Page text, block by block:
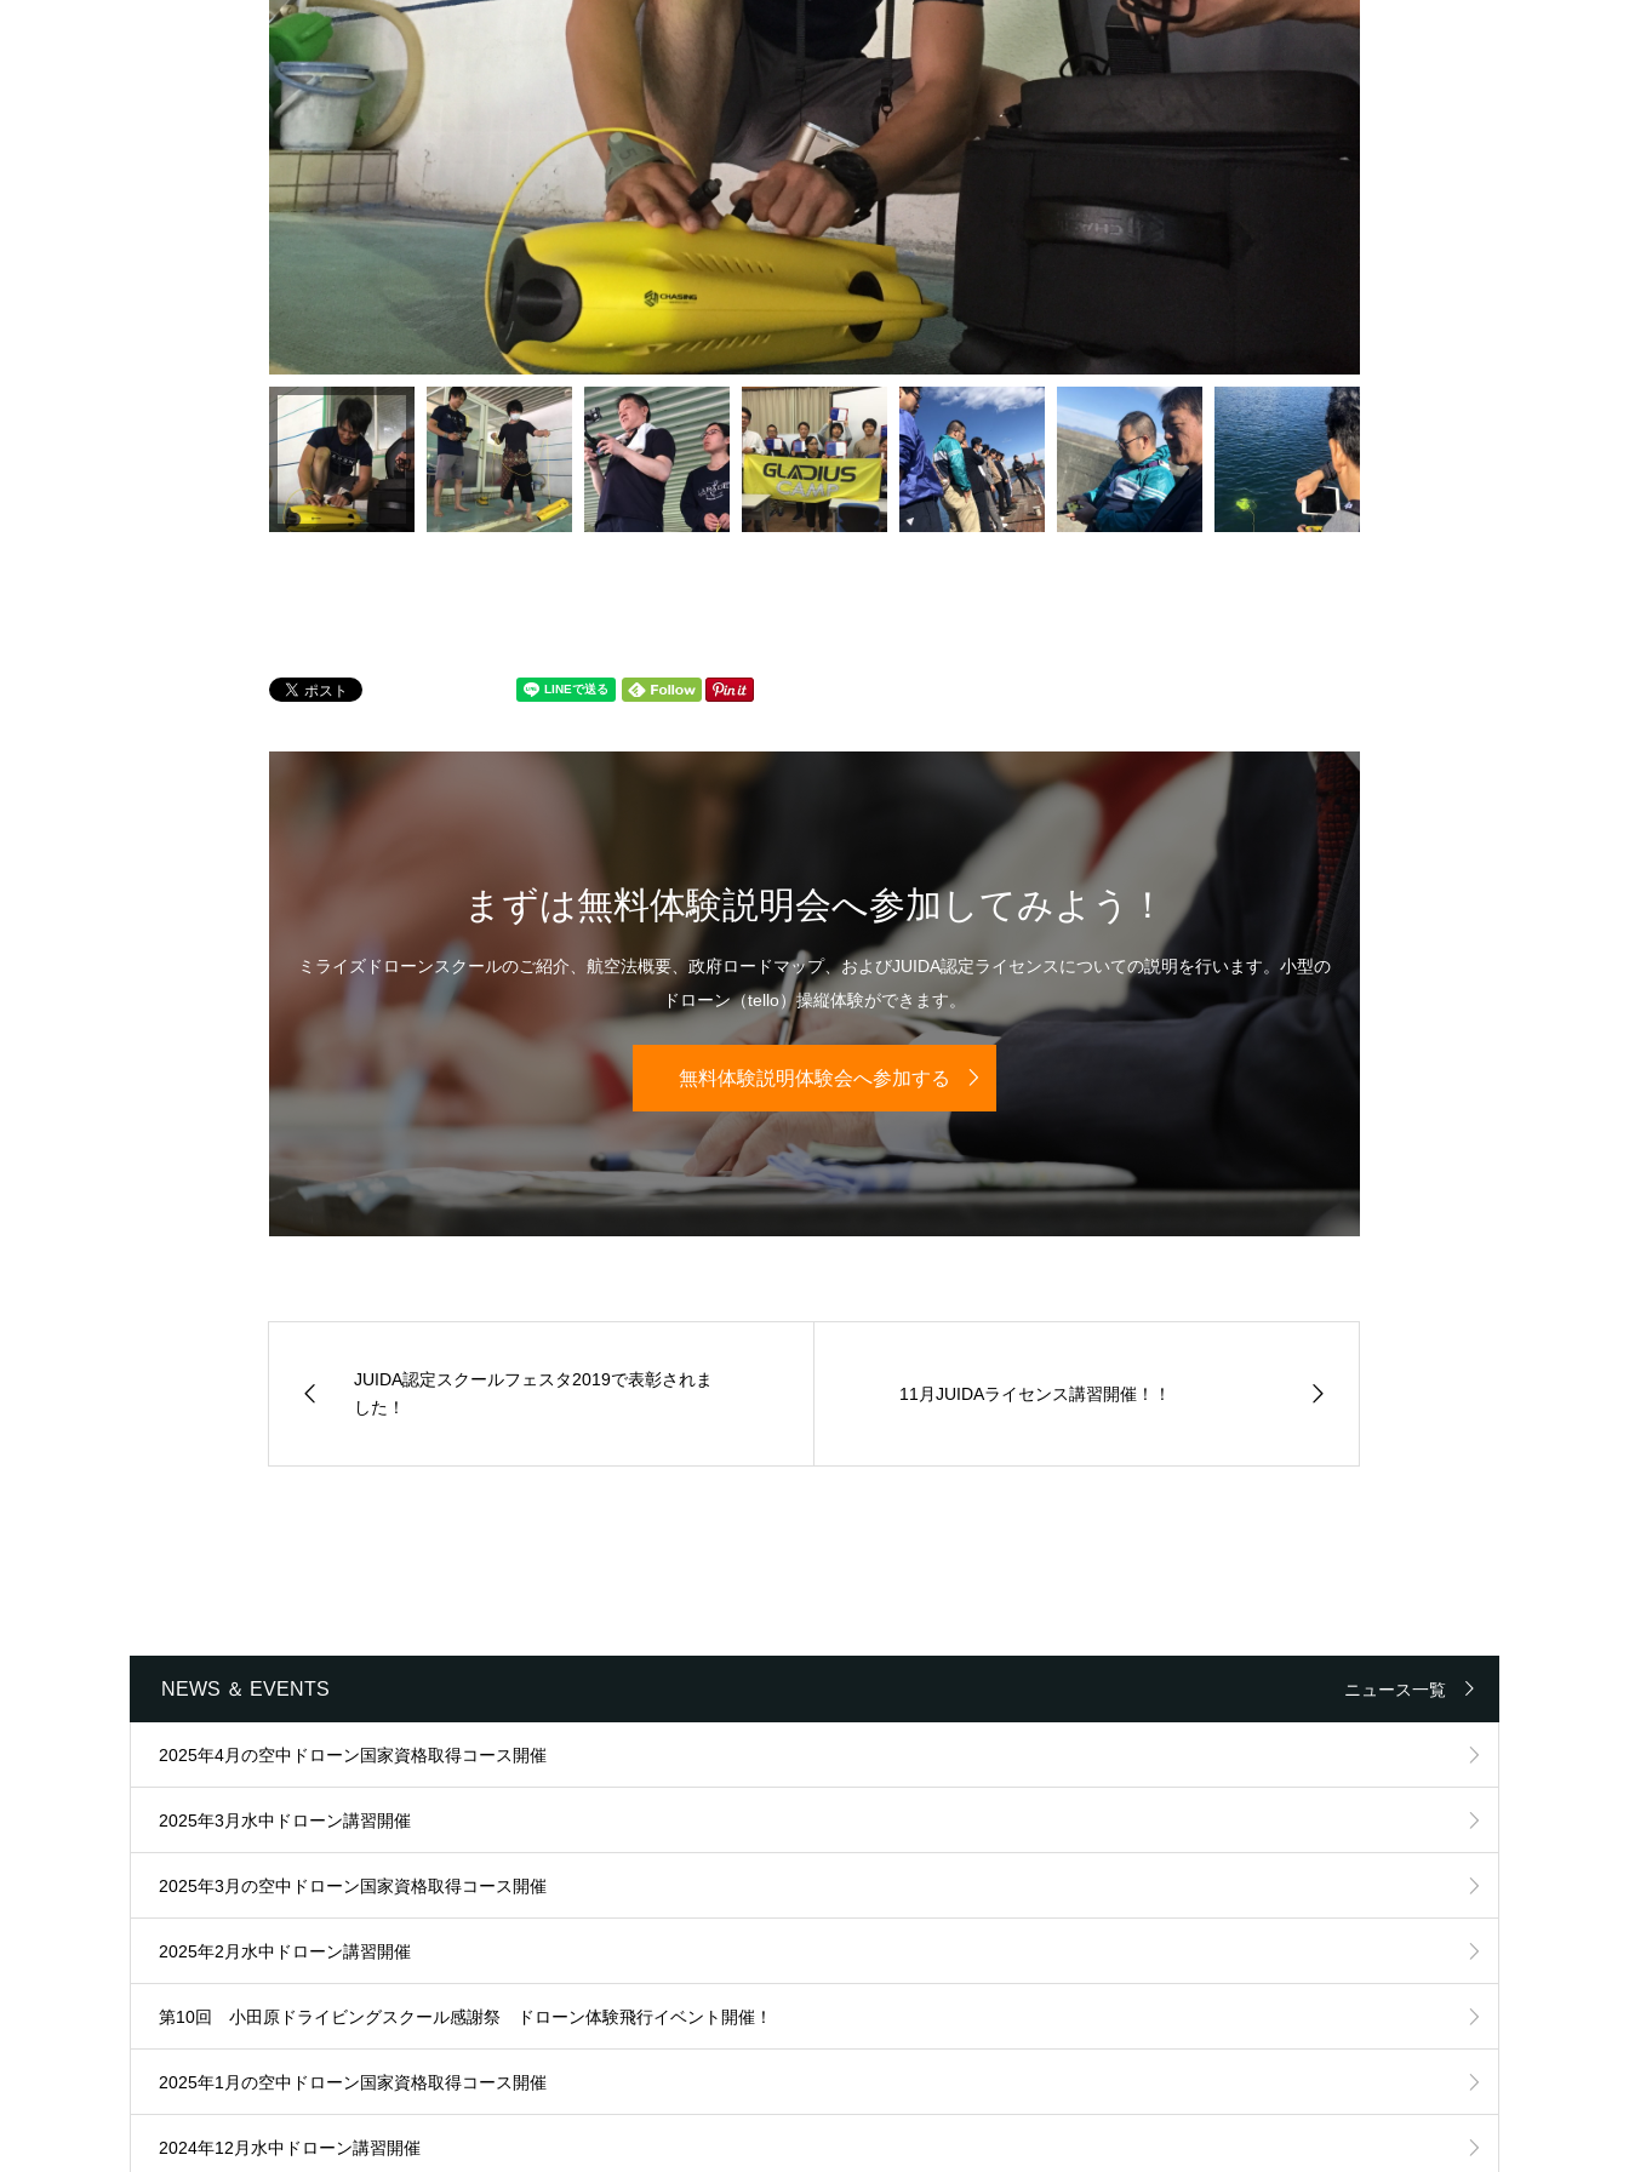
まずは無料体験説明会へ参加してみよう！
ミライズドローンスクールのご紹介、航空法概要、政府ロードマップ、およびJUIDA認定ライセンスについての説明を行います。小型の
ドローン（tello）操縦体験ができます。
無料体験説明体験会へ参加する
JUIDA認定スクールフェスタ2019で表彰されま
した！
11月JUIDAライセンス講習開催！！
NEWS ＆ EVENTS ニュース一覧
2025年4月の空中ドローン国家資格取得コース開催
2025年3月水中ドローン講習開催
2025年3月の空中ドローン国家資格取得コース開催
2025年2月水中ドローン講習開催
第10回 小田原ドライビングスクール感謝祭 ドローン体験飛行イベント開催！
2025年1月の空中ドローン国家資格取得コース開催
2024年12月水中ドローン講習開催